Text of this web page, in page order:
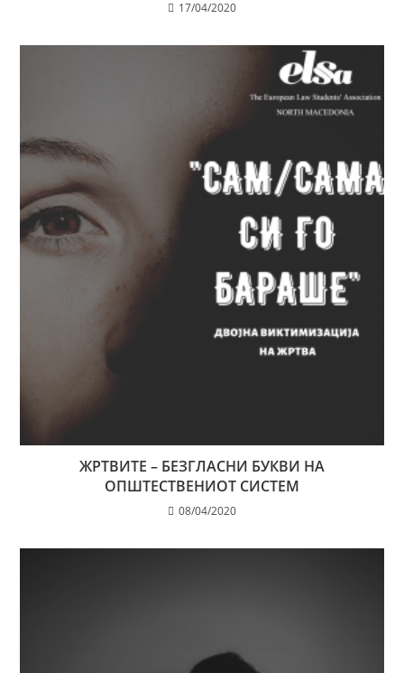
17/04/2020
ЖРТВИТЕ – БЕЗГЛАСНИ БУКВИ НА
ОПШТЕСТВЕНИОТ СИСТЕМ
08/04/2020